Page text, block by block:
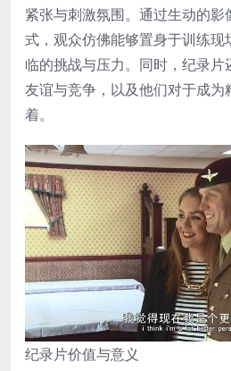
紧张与刺激氛围。通过生动的
式，观众仿佛能够置身于训练
临的挑战与压力。同时，纪录
友谊与竞争，以及他们对于成为
着。
纪录片价值与意义